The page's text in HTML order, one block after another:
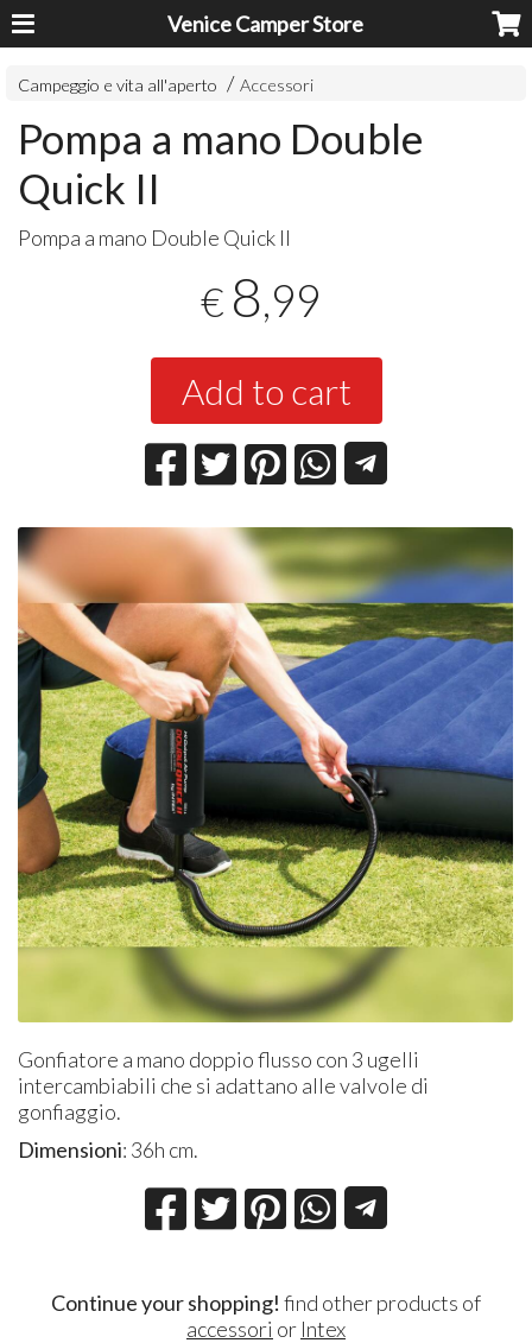
Venice Camper Store
Campeggio e vita all'aperto Accessori
Pompa a mano Double
Quick II
Pompa a mano Double Quick II
€ 8,99
Add to cart
Gonfiatore a mano doppio flusso con 3 ugelli
intercambiabili che si adattano alle valvole di
gonfiaggio.
Dimensioni: 36h cm.
Continue your shopping! find other products of
accessori or Intex